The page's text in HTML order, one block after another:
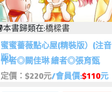
本書歸類在:橋樑書
蜜蜜薔薇點心屋(精裝版）(注音
版)
作者◎闕佳琳 繪者◎張育甄
定價：$220元/會員價:$110元